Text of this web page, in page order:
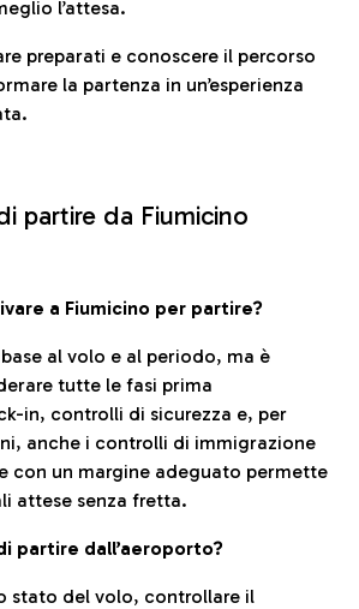
l’attesa.
preparati e conoscere il percorso
la partenza in un’esperienza
partire da Fiumicino
a Fiumicino per partire?
al volo e al periodo, ma è
tutte le fasi prima
in, controlli di sicurezza e, per
anche i controlli di immigrazione
con un margine adeguato permette
attese senza fretta.
partire dall’aeroporto?
stato del volo, controllare il